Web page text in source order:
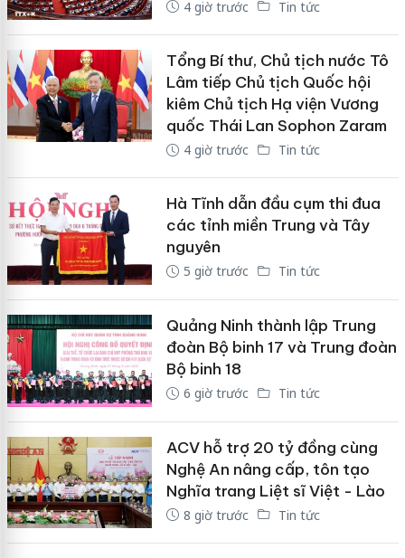
4 giờ trước Tin tức
Tổng Bí thư, Chủ tịch nước Tô
Lâm tiếp Chủ tịch Quốc hội
kiêm Chủ tịch Hạ viện Vương
quốc Thái Lan Sophon Zaram
4 giờ trước Tin tức
Hà Tĩnh dẫn đầu cụm thi đua
các tỉnh miền Trung và Tây
nguyên
5 giờ trước Tin tức
Quảng Ninh thành lập Trung
đoàn Bộ binh 17 và Trung đoàn
Bộ binh 18
6 giờ trước Tin tức
ACV hỗ trợ 20 tỷ đồng cùng
Nghệ An nâng cấp, tôn tạo
Nghĩa trang Liệt sĩ Việt - Lào
8 giờ trước Tin tức